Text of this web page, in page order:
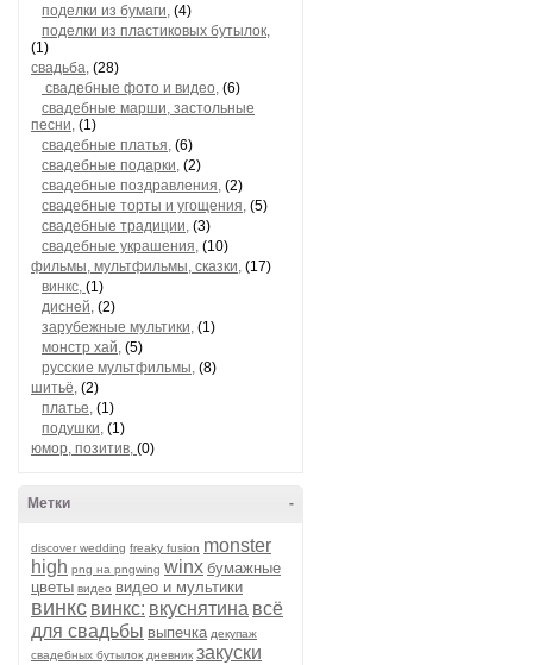
поделки из бумаги, (4)
поделки из пластиковых бутылок,
(1)
свадьба, (28)
свадебные фото и видео, (6)
свадебные марши, застольные
песни, (1)
свадебные платья, (6)
свадебные подарки, (2)
свадебные поздравления, (2)
свадебные торты и угощения, (5)
свадебные традиции, (3)
свадебные украшения, (10)
фильмы, мультфильмы, сказки, (17)
винкс, (1)
дисней, (2)
зарубежные мультики, (1)
монстр хай, (5)
русские мультфильмы, (8)
шитьё, (2)
платье, (1)
подушки, (1)
юмор, позитив, (0)
-
Метки
discover wedding freaky fusion monster
high png на pngwing winx бумажные
цветы видео видео и мультики
винкс винкс: вкуснятина всё
для свадьбы выпечка декупаж
свадебных бутылок дневник закуски